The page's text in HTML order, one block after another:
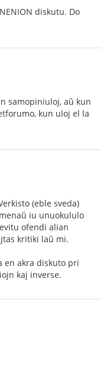
diskutu. Do
samopiniuloj, aŭ kun
kun uloj el la
(eble sveda)
iu unuokululo
ofendi alian
kritiki laŭ mi.
en akra diskuto pri
kaj inverse.